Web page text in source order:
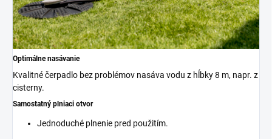
Optimálne nasávanie
Kvalitné čerpadlo bez problémov nasáva vodu z hĺbky 8 m, napr. z
cisterny.
Samostatný plniaci otvor
Jednoduché plnenie pred použitím.